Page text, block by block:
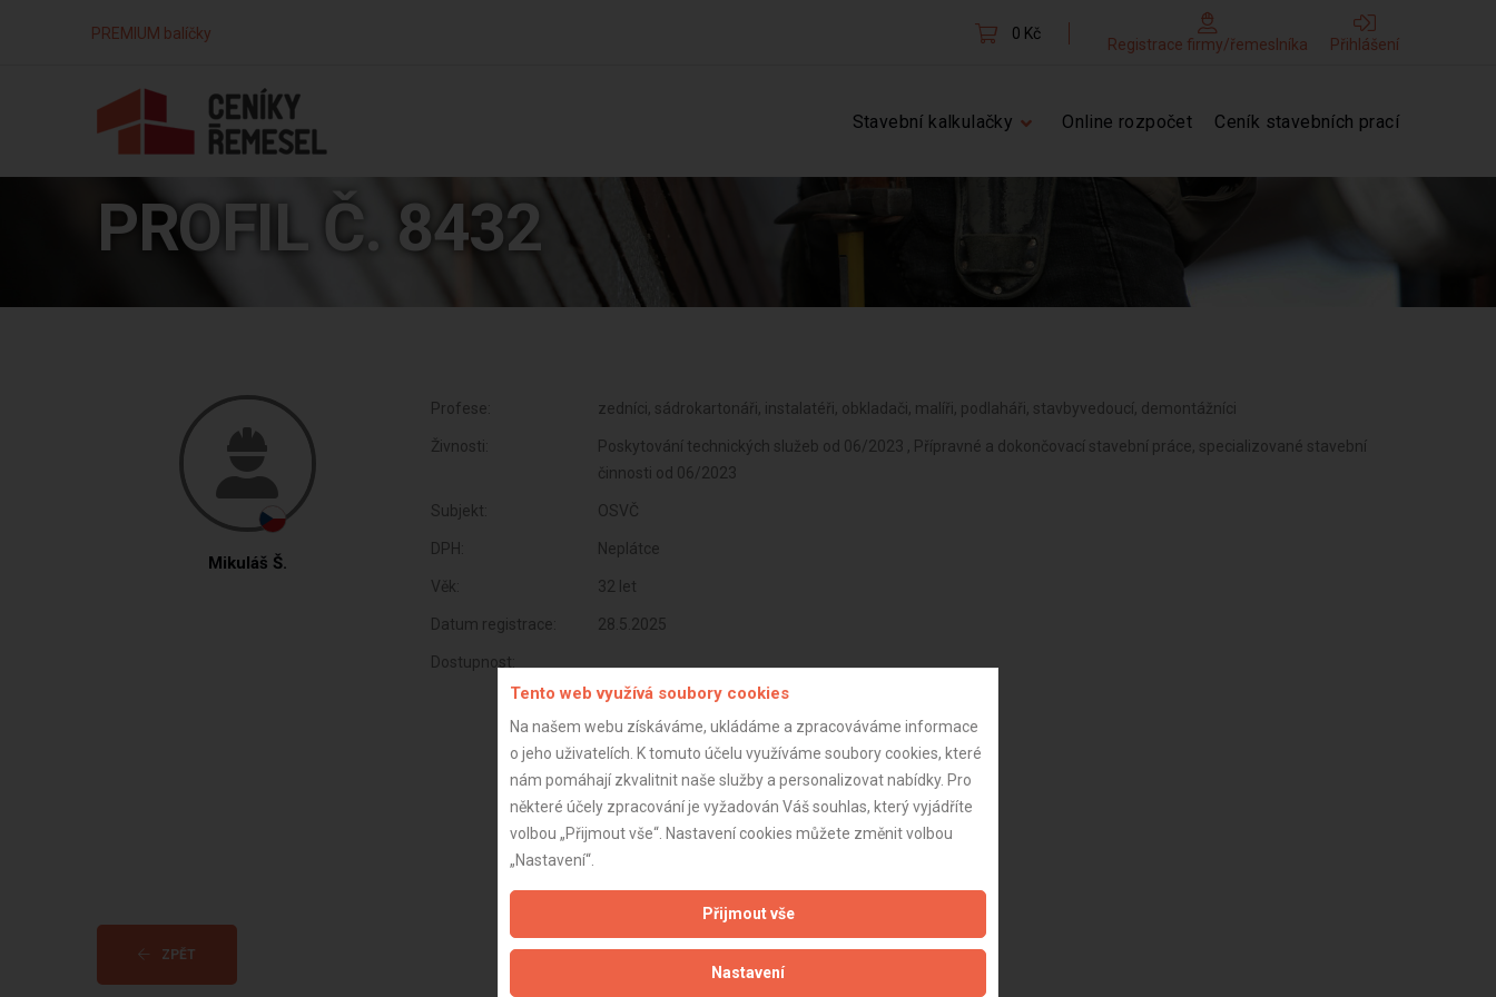
PREMIUM balíčky 0 Kč
Registrace firmy/řemeslníka Přihlášení
Stavební kalkulačky Online rozpočet Ceník stavebních prací
PROFIL Č. 8432
Mikuláš Š.
Profese: zedníci, sádrokartonáři, instalatéři, obkladači, malíři, podlaháři, stavbyvedoucí, demontážníci
Živnosti:
Poskytování technických služeb od 06/2023 , Přípravné a dokončovací stavební práce, specializované stavební
činnosti od 06/2023
Subjekt: OSVČ
DPH: Neplátce
Věk: 32 let
Datum registrace: 28.5.2025
Dostupnost:
ZPĚT
Tento web využívá soubory cookies
Na našem webu získáváme, ukládáme a zpracováváme informace
o jeho uživatelích. K tomuto účelu využíváme soubory cookies, které
nám pomáhají zkvalitnit naše služby a personalizovat nabídky. Pro
některé účely zpracování je vyžadován Váš souhlas, který vyjádříte
volbou „Přijmout vše“. Nastavení cookies můžete změnit volbou
„Nastavení“.
Přijmout vše
Nastavení